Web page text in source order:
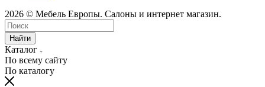
2026 © Мебель Европы. Салоны и интернет магазин.
Найти
Каталог
По всему сайту
По каталогу